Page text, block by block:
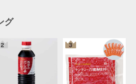
バーパテ
シピ辞典」（本社 調理企画室）
稿日：2025/12/04 投稿者：SL Creations
インナーとチーズのトマトパエリア
ンジクックパン活用レシピ
稿日：2025/12/01 投稿者：SL Creations
グ